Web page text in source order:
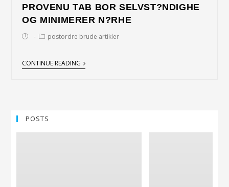
PROVENU TAB BOR SELVST?NDIGHE
OG MINIMERER N?RHE
postordre brude artikler
CONTINUE READING
POSTS